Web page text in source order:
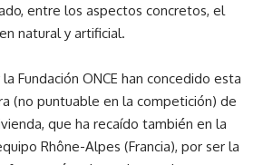
entre los aspectos concretos, el
natural y artificial.
Fundación ONCE han concedido esta
(no puntuable en la competición) de
que ha recaído también en la
Rhône-Alpes (Francia), por ser la